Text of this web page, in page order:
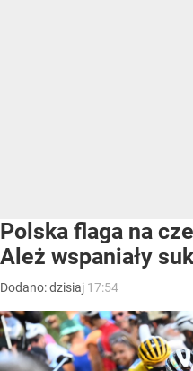
Polska flaga na
Ależ wspaniały
Dodano:dzisiaj 17:54